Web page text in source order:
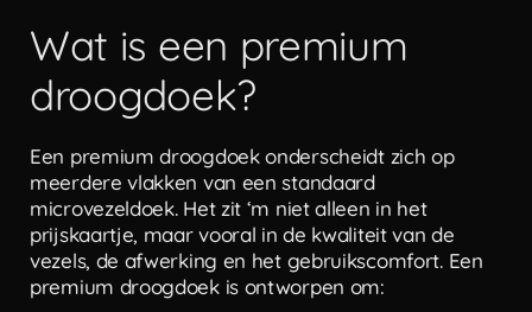
Wat is een premium
droogdoek?
Een premium droogdoek onderscheidt zich op
meerdere vlakken van een standaard
microvezeldoek. Het zit ‘m niet alleen in het
prijskaartje, maar vooral in de kwaliteit van de
vezels, de afwerking en het gebruikscomfort. Een
premium droogdoek is ontworpen om: